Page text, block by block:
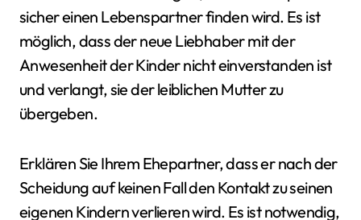
sicher einen Lebenspartner finden wird. Es ist
möglich, dass der neue Liebhaber mit der
Anwesenheit der Kinder nicht einverstanden ist
und verlangt, sie der leiblichen Mutter zu
übergeben.
Erklären Sie Ihrem Ehepartner, dass er nach der
Scheidung auf keinen Fall den Kontakt zu seinen
eigenen Kindern verlieren wird. Es ist notwendig,